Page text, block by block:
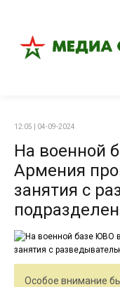
12:05 | 04-09-2024
На военной
Армения
занятия с
Особое внимание